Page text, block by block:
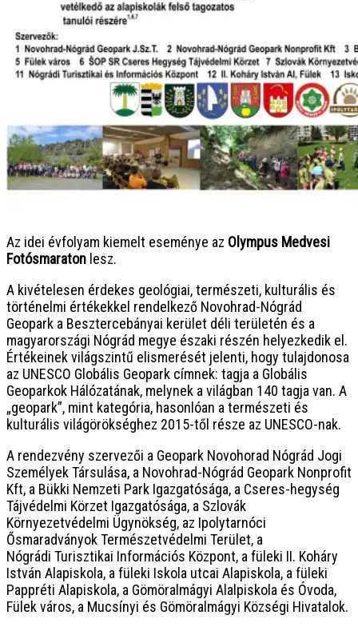
Az idei évfolyam kiemelt eseménye az Olympus Medvesi
Fotósmaraton lesz.
A kivételesen érdekes geológiai, természeti, kulturális és
történelmi értékekkel rendelkező Novohrad-Nógrád
Geopark a Besztercebányai kerület déli területén és a
magyarországi Nógrád megye északi részén helyezkedik el.
Értékeinek világszintű elismerését jelenti, hogy tulajdonosa
az UNESCO Globális Geopark címnek: tagja a Globális
Geoparkok Hálózatának, melynek a világban 140 tagja van. A
„geopark”, mint kategória, hasonlóan a természeti és
kulturális világörökséghez 2015-től része az UNESCO-nak.
A rendezvény szervezői a Geopark Novohorad Nógrád Jogi
Személyek Társulása, a Novohrad-Nógrád Geopark Nonprofit
Kft, a Bükki Nemzeti Park Igazgatósága, a Cseres-hegység
Tájvédelmi Körzet Igazgatósága, a Szlovák
Környezetvédelmi Ügynökség, az Ipolytarnóci
Ősmaradványok Természetvédelmi Terület, a
Nógrádi Turisztikai Információs Központ, a füleki II. Koháry
István Alapiskola, a füleki Iskola utcai Alapiskola, a füleki
Pappréti Alapiskola, a Gömöralmágyi Alalpiskola és Óvoda,
Fülek város, a Mucsínyi és Gömöralmágyi Községi Hivatalok.